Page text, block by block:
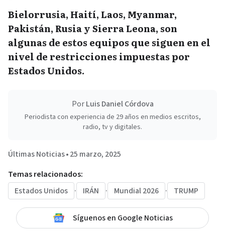
Bielorrusia, Haití, Laos, Myanmar,
Pakistán, Rusia y Sierra Leona, son
algunas de estos equipos que siguen en el
nivel de restricciones impuestas por
Estados Unidos.
PorLuis Daniel Córdova
Periodista con experiencia de 29 años en medios escritos,
radio, tv y digitales.
Últimas Noticias•25 marzo, 2025
Temas relacionados:
Estados Unidos
· IRÁN · Mundial 2026 · TRUMP
Síguenos en Google Noticias